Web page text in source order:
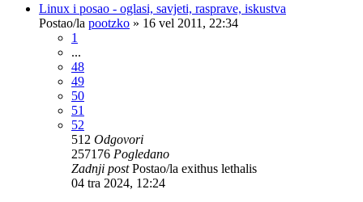
Linux i posao - oglasi, savjeti, rasprave, iskustva
Postao/la pootzko » 16 vel 2011, 22:34
1
...
48
49
50
51
52
512 Odgovori
257176 Pogledano
Zadnji postPostao/la exithus lethalis
04 tra 2024, 12:24